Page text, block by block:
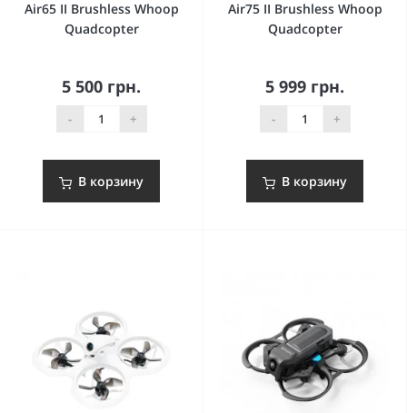
Air65 II Brushless Whoop
Quadcopter
5 500 грн.
- +
В корзину
Air75 II Brushless Whoop
Quadcopter
5 999 грн.
- +
В корзину